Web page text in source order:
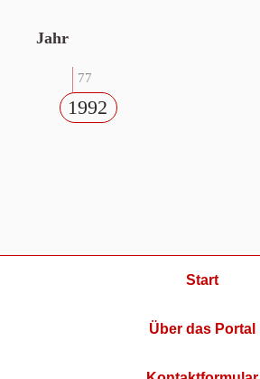
Jahr
77
1992
Start
Über das Portal